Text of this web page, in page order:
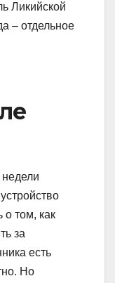
Ликийской
– отдельное
о том, как
за
есть
Но